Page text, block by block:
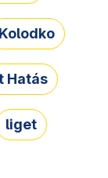
Kolodko
Hatás
liget